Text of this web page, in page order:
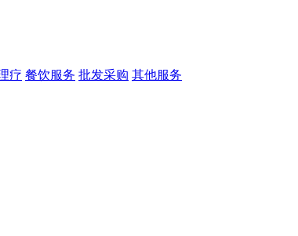
疗 餐饮服务 批发采购 其他服务